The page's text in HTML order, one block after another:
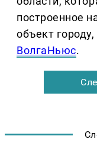
построенное
объект
ВолгаНьюс.